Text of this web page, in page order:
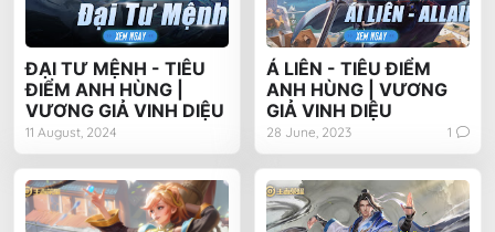
ĐẠI TƯ MỆNH - TIÊU
ĐIỂM ANH HÙNG |
VƯƠNG GIẢ VINH DIỆU
11 August, 2024
Á LIÊN - TIÊU ĐIỂM
ANH HÙNG | VƯƠNG
GIẢ VINH DIỆU
28 June, 2023 1